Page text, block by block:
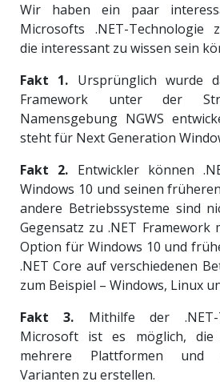
Wir haben ein paar
Microsofts .NET-Technologie
die interessant zu wissen sein
Fakt 1. Ursprünglich wurde
Framework unter der
Namensgebung NGWS
steht für Next Generation
Fakt 2. Entwickler können
Windows 10 und seinen
andere Betriebssysteme sind
Gegensatz zu .NET Framework
Option für Windows 10 und
.NET Core auf verschiedenen
zum Beispiel – Windows, Linux
Fakt 3. Mithilfe der .NET-
Microsoft ist es möglich, die
mehrere Plattformen und
Varianten zu erstellen.